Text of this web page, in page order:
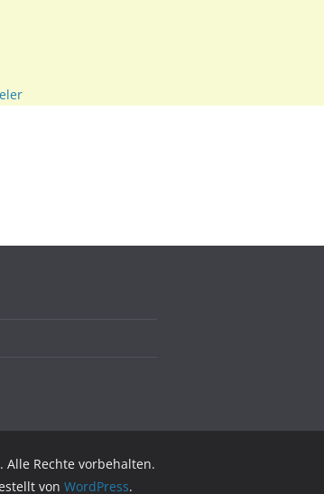
. Alle Rechte vorbehalten.
von WordPress.